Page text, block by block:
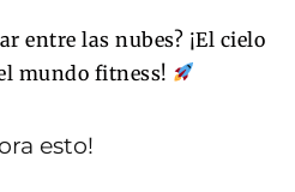
entre las nubes? ¡El cielo
mundo fitness!
esto!